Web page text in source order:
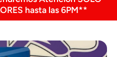
hasta las 6PM**
del producto